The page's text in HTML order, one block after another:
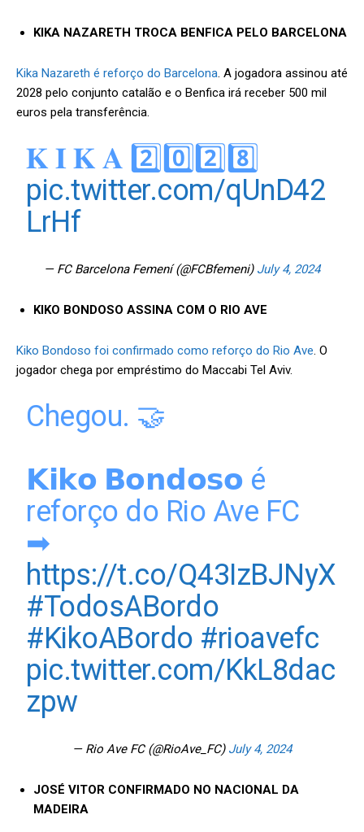
KIKA NAZARETH TROCA BENFICA PELO BARCELONA
Kika Nazareth é reforço do Barcelona . A jogadora assinou até
2028 pelo conjunto catalão e o Benfica irá receber 500 mil
euros pela transferência.
𝐊 𝐈 𝐊 𝐀 2️⃣0️⃣2️⃣8️⃣
pic.twitter.com/qUnD42
LrHf
— FC Barcelona Femení (@FCBfemeni) July 4, 2024
KIKO BONDOSO ASSINA COM O RIO AVE
Kiko Bondoso foi confirmado como reforço do Rio Ave . O
jogador chega por empréstimo do Maccabi Tel Aviv.
Chegou. 🤝
𝗞𝗶𝗸𝗼 𝗕𝗼𝗻𝗱𝗼𝘀𝗼 é
reforço do Rio Ave FC
➡
https://t.co/Q43IzBJNyX
#TodosABordo
#KikoABordo #rioavefc
pic.twitter.com/KkL8dac
zpw
— Rio Ave FC (@RioAve_FC) July 4, 2024
JOSÉ VITOR CONFIRMADO NO NACIONAL DA
MADEIRA